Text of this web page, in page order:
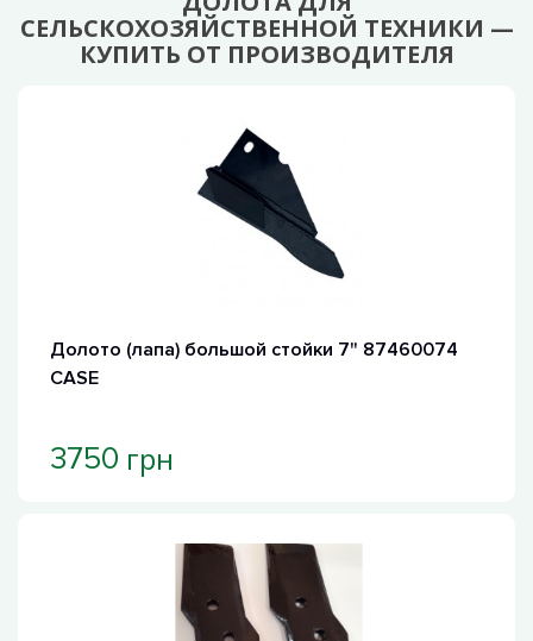
СЕЛЬСКОХОЗЯЙСТВЕННОЙ ТЕХНИКИ —
КУПИТЬ ОТ ПРОИЗВОДИТЕЛЯ
Долото (лапа) большой стойки 7" 87460074
CASE
3750 грн